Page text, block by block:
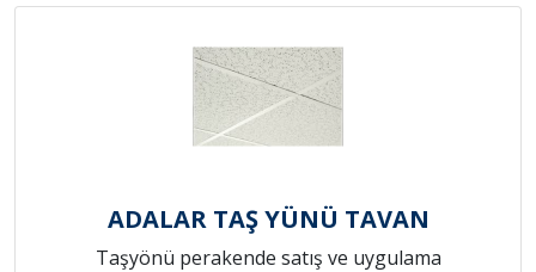
ADALAR TAŞ YÜNÜ TAVAN
Taşyönü perakende satış ve uygulama